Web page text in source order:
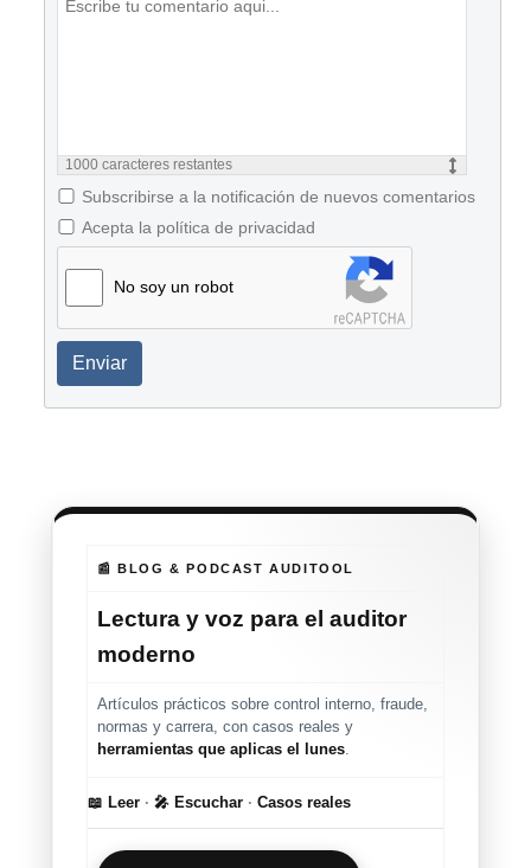
1000 caracteres restantes
Subscribirse a la notificación de nuevos comentarios
Acepta la política de privacidad
No soy un robot
Enviar
📰 BLOG & PODCAST AUDITOOL
Lectura y voz para el auditor
moderno
Artículos prácticos sobre control interno, fraude,
normas y carrera, con casos reales y
herramientas que aplicas el lunes
📖 Leer · 🎤 Escuchar · Casos reales